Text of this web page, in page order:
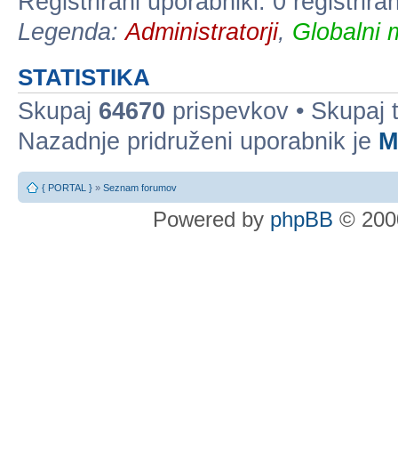
Legenda:Administratorji, Globalni
STATISTIKA
Skupaj 64670 prispevkov • Skupaj
Nazadnje pridruženi uporabnik je
{ PORTAL } » Seznam forumov
Powered by phpBB ©